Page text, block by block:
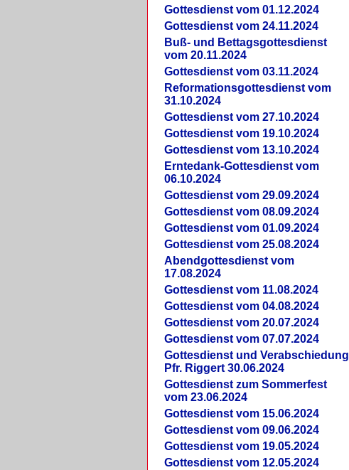
Gottesdienst vom 01.12.2024
Gottesdienst vom 24.11.2024
Buß- und Bettagsgottesdienst
vom 20.11.2024
Gottesdienst vom 03.11.2024
Reformationsgottesdienst vom
31.10.2024
Gottesdienst vom 27.10.2024
Gottesdienst vom 19.10.2024
Gottesdienst vom 13.10.2024
Erntedank-Gottesdienst vom
06.10.2024
Gottesdienst vom 29.09.2024
Gottesdienst vom 08.09.2024
Gottesdienst vom 01.09.2024
Gottesdienst vom 25.08.2024
Abendgottesdienst vom
17.08.2024
Gottesdienst vom 11.08.2024
Gottesdienst vom 04.08.2024
Gottesdienst vom 20.07.2024
Gottesdienst vom 07.07.2024
Gottesdienst und Verabschiedung
Pfr. Riggert 30.06.2024
Gottesdienst zum Sommerfest
vom 23.06.2024
Gottesdienst vom 15.06.2024
Gottesdienst vom 09.06.2024
Gottesdienst vom 19.05.2024
Gottesdienst vom 12.05.2024